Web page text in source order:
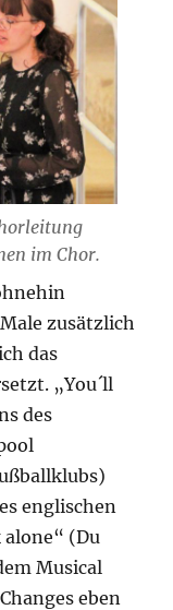
im Chor.
zusätzlich
das
„You´ll
des
englischen
alone“ (Du
Musical
eben